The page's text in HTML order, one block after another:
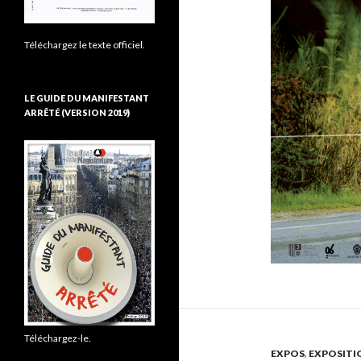
EXPOS,
Téléchargez le texte officiel.
LE GUIDE DU MANIFESTANT
ARRÊTÉ (VERSION 2019)
Téléchargez-le.